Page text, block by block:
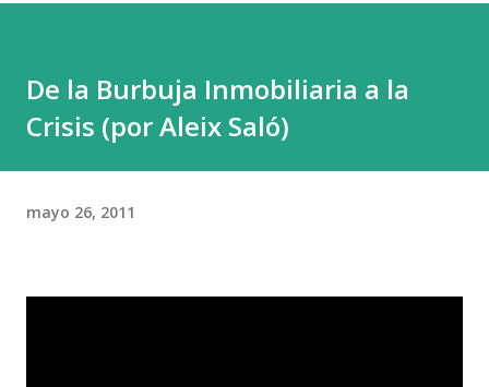
De la Burbuja Inmobiliaria a la
Crisis (por Aleix Saló)
mayo 26, 2011